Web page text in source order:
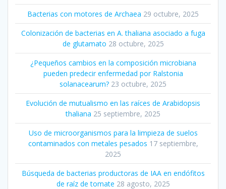
Bacterias con motores de Archaea 29 octubre, 2025
Colonización de bacterias en A. thaliana asociado a fuga
de glutamato 28 octubre, 2025
¿Pequeños cambios en la composición microbiana
pueden predecir enfermedad por Ralstonia
solanacearum? 23 octubre, 2025
Evolución de mutualismo en las raíces de Arabidopsis
thaliana 25 septiembre, 2025
Uso de microorganismos para la limpieza de suelos
contaminados con metales pesados 17 septiembre,
2025
Búsqueda de bacterias productoras de IAA en endófitos
de raíz de tomate 28 agosto, 2025